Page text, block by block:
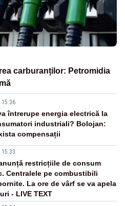
carburanților: Petromidia
15:36
întrerupe energia electrică la
industriali? Bolojan:
compensații
15:33
restricțiile de consum
Centralele pe combustibili
La ore de vârf se va apela
- LIVE TEXT